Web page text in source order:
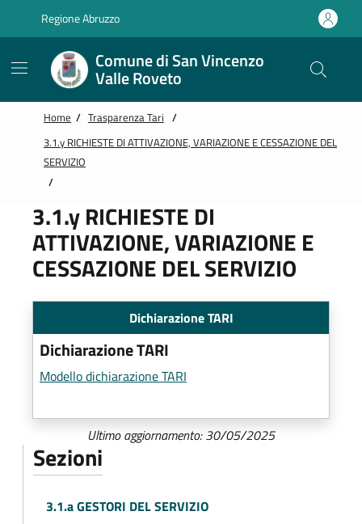
Regione Abruzzo
Comune di San Vincenzo
Valle Roveto
Home / Trasparenza Tari /
3.1.y RICHIESTE DI ATTIVAZIONE, VARIAZIONE E CESSAZIONE DEL
SERVIZIO
/
3.1.y RICHIESTE DI
ATTIVAZIONE, VARIAZIONE E
CESSAZIONE DEL SERVIZIO
Dichiarazione TARI
Dichiarazione TARI
Modello dichiarazione TARI
Ultimo aggiornamento: 30/05/2025
Sezioni
3.1.a GESTORI DEL SERVIZIO